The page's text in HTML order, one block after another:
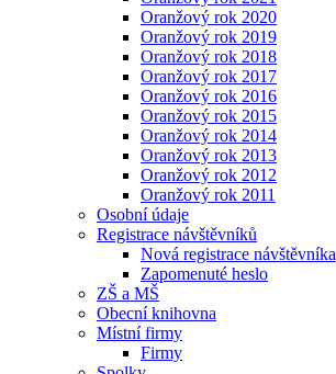
Oranžový rok 2020
Oranžový rok 2019
Oranžový rok 2018
Oranžový rok 2017
Oranžový rok 2016
Oranžový rok 2015
Oranžový rok 2014
Oranžový rok 2013
Oranžový rok 2012
Oranžový rok 2011
Osobní údaje
Registrace návštěvníků
Nová registrace návštěvníka
Zapomenuté heslo
ZŠ a MŠ
Obecní knihovna
Místní firmy
Firmy